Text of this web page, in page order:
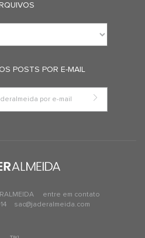
POSTS POR E-MAIL
entre em contato
sac@jaderalmeida.com